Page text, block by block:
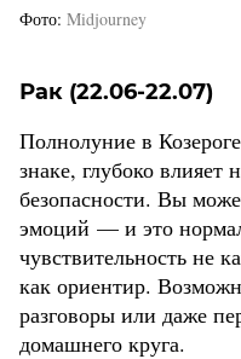
Фото Midjourney
Рак (22.06-22.07)
Полнолуние в
знаке, глубоко
безопасности. Вы
эмоций — и это
чувствительность не
как ориентир.
разговоры или даже
домашнего круга.